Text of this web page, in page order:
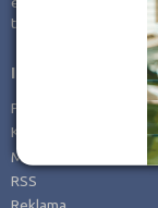
Zemědělské a
tel:
+420 606 411 115
Informace
Prohlášení o
Kontakt
Mapa serveru
RSS